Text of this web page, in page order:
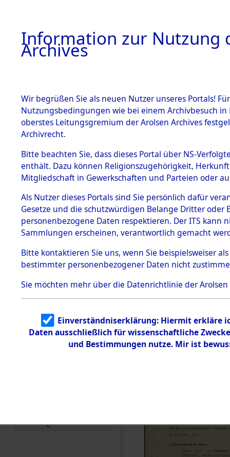
BESTÄNDE
1.
mente
5. Verschiedenes
5.3
Todesmärsche
5.3.1 Alliierte
Erhebungen
zu
Todesmärsch
en
5.3.2
Identifizierun
g
5.3.3
Todesmärsch
e
auf dem
zur
Roding,
zwischen
km)
Leben
0003
Information zur Nutzung
Archives
Wir begrüßen Sie als neuen Nutzer unseres Portals!
Nutzungsbedingungen wie bei einem Archivbesuch
oberstes Leitungsgremium der Arolsen Archives
Archivrecht.
Bitte beachten Sie, dass dieses Portal über NS-
enthält. Dazu können Religionszugehörigkeit,
Mitgliedschaft in Gewerkschaften und Parteien oder
Als Nutzer dieses Portals sind Sie persönlich dafür
Gesetze und die schutzwürdigen Belange Dritter
personenbezogene Daten respektieren. Der ITS
Sammlungen erscheinen, verantwortlich gemacht
Bitte kontaktieren Sie uns, wenn Sie beispielsweiser
bestimmter personenbezogener Daten nicht
Sie möchten mehr über die Datenrichtlinie der Arolsen
Einverständniserklärung: Hiermit erkläre
Daten ausschließlich für wissenschaftliche
und Bestimmungen nutze. Mir ist